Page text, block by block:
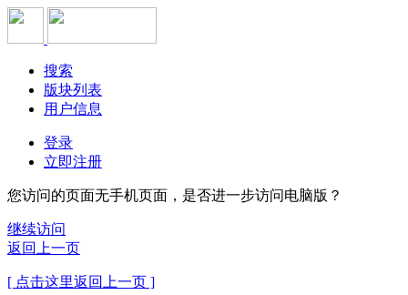
搜索
版块列表
用户信息
登录
立即注册
您访问的页面无手机页面，是否进一步访问电脑版？
继续访问
返回上一页
[ 点击这里返回上一页 ]